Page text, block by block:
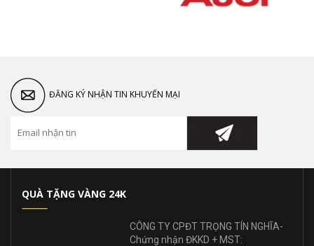
ĐĂNG KÝ NHẬN TIN KHUYẾN MẠI
QUÀ TẶNG VÀNG 24K
CÔNG TY CPĐT TRỌNG TÍN NGHĨA-
Chứng nhận ĐKKD + MST: